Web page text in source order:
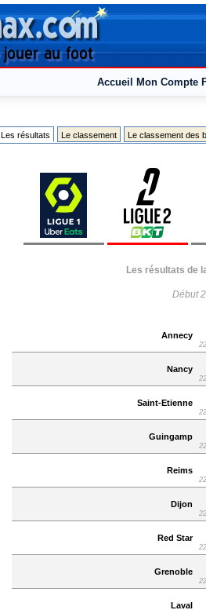
Accueil Mon Compte
Les résultats Le classement Le classement des
Les résultats de
Début
Annecy
Nancy
Saint-Etienne
Guingamp
Reims
Dijon
Red Star
Grenoble
Laval